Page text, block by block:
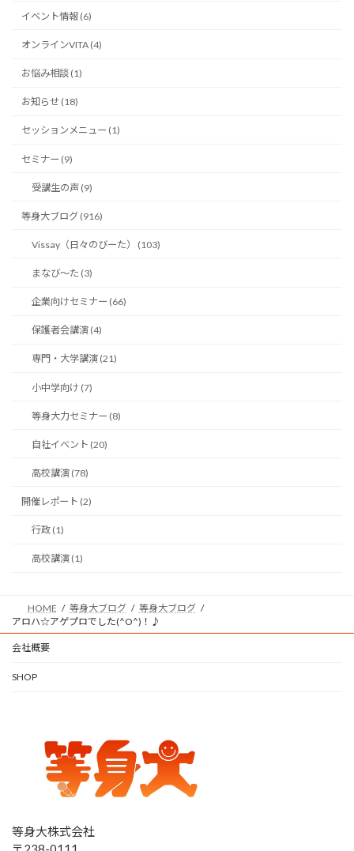
イベント情報 (6)
オンラインVITA (4)
お悩み相談 (1)
お知らせ (18)
セッションメニュー (1)
セミナー (9)
受講生の声 (9)
等身大ブログ (916)
Vissay（日々のびーた） (103)
まなび〜た (3)
企業向けセミナー (66)
保護者会講演 (4)
専門・大学講演 (21)
小中学向け (7)
等身大力セミナー (8)
自社イベント (20)
高校講演 (78)
開催レポート (2)
行政 (1)
高校講演 (1)
HOME 等身大ブログ
等身大ブログ
アロハ☆アゲプロでした(^O^)！♪
会社概要
SHOP
等身大株式会社